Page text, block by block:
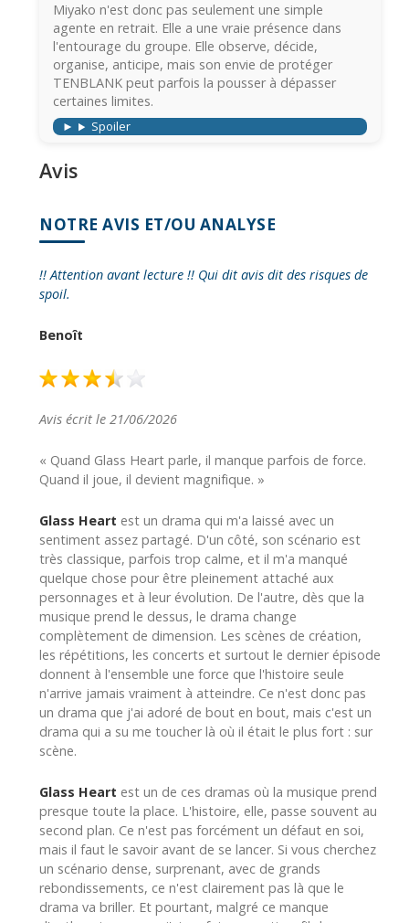
Miyako n'est donc pas seulement une simple
agente en retrait. Elle a une vraie présence dans
l'entourage du groupe. Elle observe, décide,
organise, anticipe, mais son envie de protéger
TENBLANK peut parfois la pousser à dépasser
certaines limites.
Spoiler
Avis
NOTRE AVIS ET/OU ANALYSE
!! Attention avant lecture !! Qui dit avis dit des risques de
spoil.
Benoît
Avis écrit le 21/06/2026
« Quand Glass Heart parle, il manque parfois de force.
Quand il joue, il devient magnifique. »
Glass Heart est un drama qui m'a laissé avec un
sentiment assez partagé. D'un côté, son scénario est
très classique, parfois trop calme, et il m'a manqué
quelque chose pour être pleinement attaché aux
personnages et à leur évolution. De l'autre, dès que la
musique prend le dessus, le drama change
complètement de dimension. Les scènes de création,
les répétitions, les concerts et surtout le dernier épisode
donnent à l'ensemble une force que l'histoire seule
n'arrive jamais vraiment à atteindre. Ce n'est donc pas
un drama que j'ai adoré de bout en bout, mais c'est un
drama qui a su me toucher là où il était le plus fort : sur
scène.
Glass Heart est un de ces dramas où la musique prend
presque toute la place. L'histoire, elle, passe souvent au
second plan. Ce n'est pas forcément un défaut en soi,
mais il faut le savoir avant de se lancer. Si vous cherchez
un scénario dense, surprenant, avec de grands
rebondissements, ce n'est clairement pas là que le
drama va briller. Et pourtant, malgré ce manque